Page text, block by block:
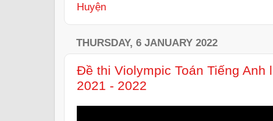
Huyện
THURSDAY, 6 JANUARY 2022
Đề thi Violympic Toán Tiếng Anh
2021 - 2022